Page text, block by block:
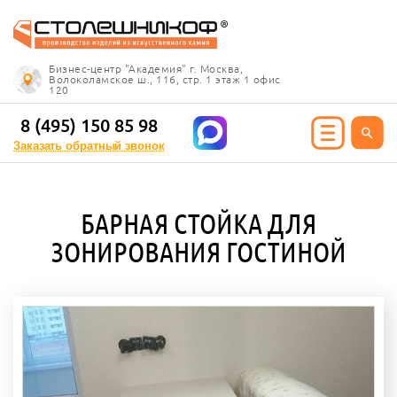
Бизнес-центр "Академия" г. Москва,
Волоколамское ш., 116, стр. 1 этаж 1 офис
120
8 (495) 150 85 98
Заказать обратный звонок
Info@stoleshnikof.ru
8 (495) 150 85 98
Заказать обратный
для кухни
столешницы
под дерево
под мрамор
БАРНАЯ СТОЙКА ДЛЯ
ЗОНИРОВАНИЯ ГОСТИНОЙ